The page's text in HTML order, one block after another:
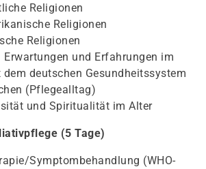
Religionen
Religionen
Religionen
und Erfahrungen im
deutschen Gesundheitssystem
(Pflegealltag)
und Spiritualität im Alter
(5 Tage)
Symptombehandlung (WHO-